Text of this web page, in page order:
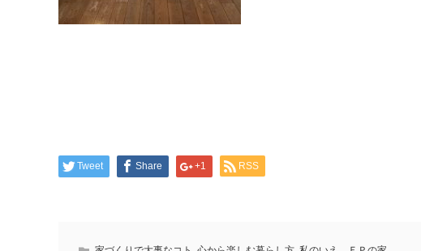
Tweet Share +1 RSS